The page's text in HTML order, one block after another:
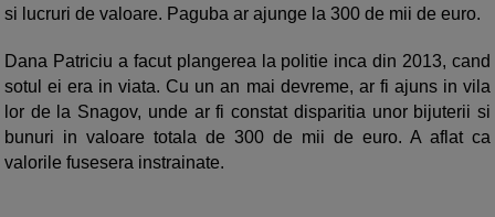
si lucruri de valoare. Paguba ar ajunge la 300 de mii de euro.
Dana Patriciu a facut plangerea la politie inca din 2013, cand
sotul ei era in viata. Cu un an mai devreme, ar fi ajuns in vila
lor de la Snagov, unde ar fi constat disparitia unor bijuterii si
bunuri in valoare totala de 300 de mii de euro. A aflat ca
valorile fusesera instrainate.